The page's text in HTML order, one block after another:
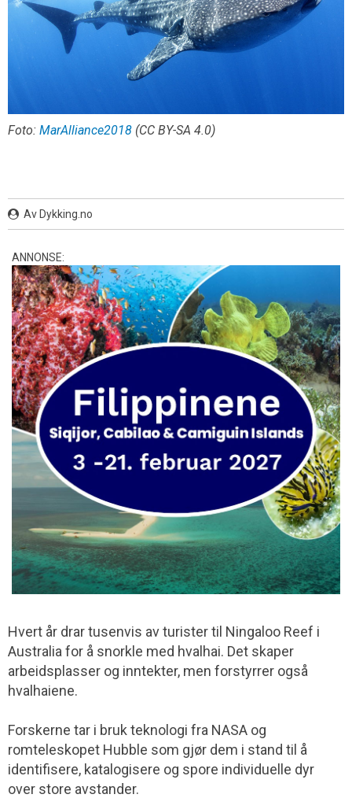
Foto: MarAlliance2018 (CC BY-SA 4.0)
Av Dykking.no
ANNONSE:
Hvert år drar tusenvis av turister til Ningaloo Reef i
Australia for å snorkle med hvalhai. Det skaper
arbeidsplasser og inntekter, men forstyrrer også
hvalhaiene.
Forskerne tar i bruk teknologi fra NASA og
romteleskopet Hubble som gjør dem i stand til å
identifisere, katalogisere og spore individuelle dyr
over store avstander.